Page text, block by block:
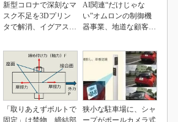
新型コロナで深刻なマ
スク不足を3Dプリン
タで解消、イグアスが
AI関連“だけじゃな
い”オムロンの制御機
器事業、地道な顧客基
「取りあえずボルトで
狭小な駐車場に、シャ